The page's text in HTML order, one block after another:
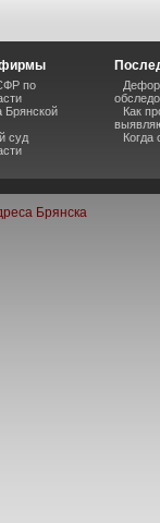
фирмы
по
Брянской
суд
Как
Когда
Брянска